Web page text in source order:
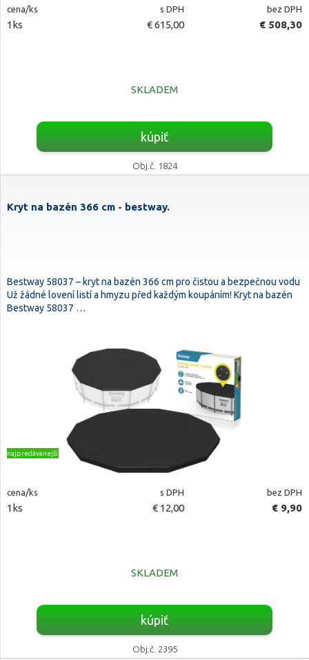
cena/ks s DPH bez DPH
1ks € 615,00 € 508,30
SKLADEM
kúpiť
Obj.č. 1824
Kryt na bazén 366 cm - bestway.
Bestway 58037 – kryt na bazén 366 cm pro čistou a bezpečnou vodu
Už žádné lovení listí a hmyzu před každým koupáním! Kryt na bazén
Bestway 58037 …
najpredávanejšie
cena/ks s DPH bez DPH
1ks € 12,00 € 9,90
SKLADEM
kúpiť
Obj.č. 2395